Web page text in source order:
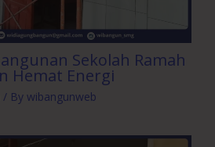
Sekolah Ramah
Hemat Energi
/ By wibangunweb